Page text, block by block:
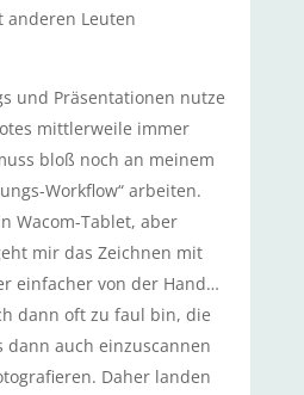
anderen Leuten
und Präsentationen nutze
mittlerweile immer
bloß noch an meinem
Workflow“ arbeiten.
Wacom-Tablet, aber
mir das Zeichnen mit
einfacher von der Hand…
dann oft zu faul bin, die
dann auch einzuscannen
Daher landen